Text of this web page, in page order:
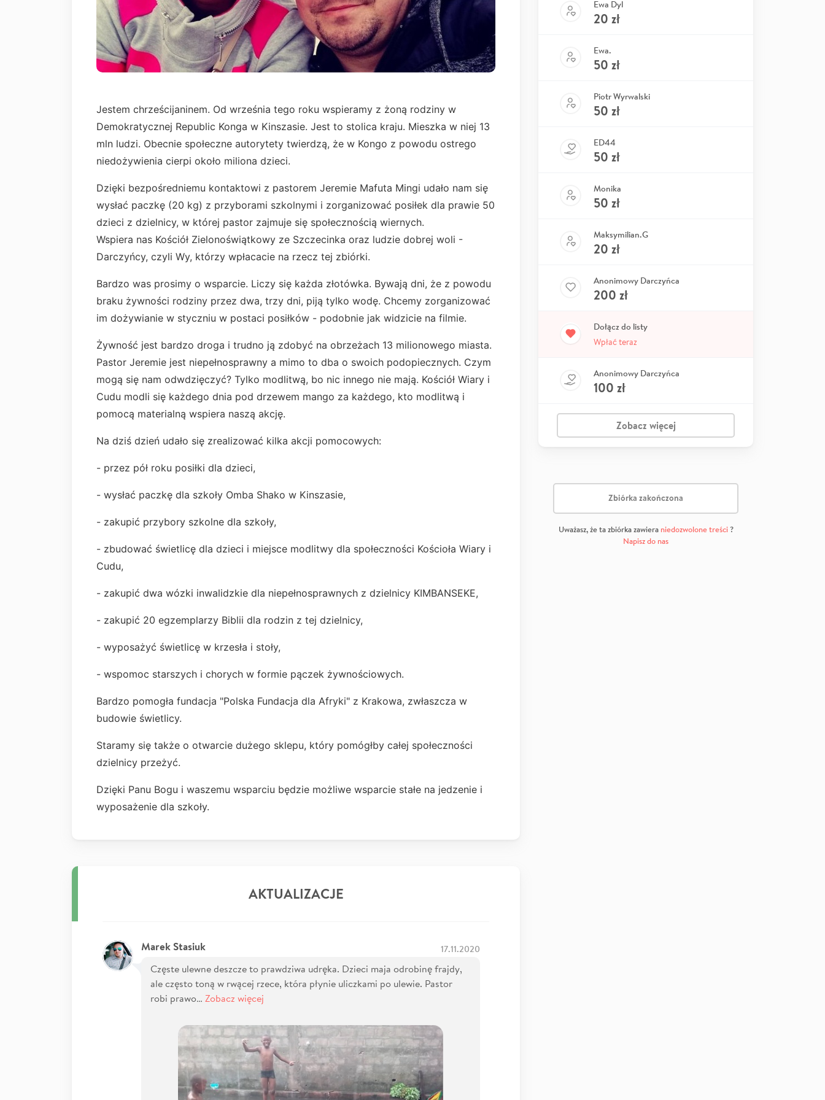
Jestem chrześcijaninem. Od września tego roku wspieramy z żoną rodziny w
Demokratycznej Republic Konga w Kinszasie. Jest to stolica kraju. Mieszka w niej 13
mln ludzi. Obecnie społeczne autorytety twierdzą, że w Kongo z powodu ostrego
niedożywienia cierpi około miliona dzieci.
Dzięki bezpośredniemu kontaktowi z pastorem Jeremie Mafuta Mingi udało nam się
wysłać paczkę (20 kg) z przyborami szkolnymi i zorganizować posiłek dla prawie 50
dzieci z dzielnicy, w której pastor zajmuje się społecznością wiernych.
Wspiera nas Kościół Zielonoświątkowy ze Szczecinka oraz ludzie dobrej woli -
Darczyńcy, czyli Wy, którzy wpłacacie na rzecz tej zbiórki.
Bardzo was prosimy o wsparcie. Liczy się każda złotówka. Bywają dni, że z powodu
braku żywności rodziny przez dwa, trzy dni, piją tylko wodę. Chcemy zorganizować
im dożywianie w styczniu w postaci posiłków - podobnie jak widzicie na filmie.
Żywność jest bardzo droga i trudno ją zdobyć na obrzeżach 13 milionowego miasta.
Pastor Jeremie jest niepełnosprawny a mimo to dba o swoich podopiecznych. Czym
mogą się nam odwdzięczyć? Tylko modlitwą, bo nic innego nie mają. Kościół Wiary i
Cudu modli się każdego dnia pod drzewem mango za każdego, kto modlitwą i
pomocą materialną wspiera naszą akcję.
Na dziś dzień udało się zrealizować kilka akcji pomocowych:
- przez pół roku posiłki dla dzieci,
- wysłać paczkę dla szkoły Omba Shako w Kinszasie,
- zakupić przybory szkolne dla szkoły,
- zbudować świetlicę dla dzieci i miejsce modlitwy dla społeczności Kościoła Wiary i
Cudu,
- zakupić dwa wózki inwalidzkie dla niepełnosprawnych z dzielnicy KIMBANSEKE,
- zakupić 20 egzemplarzy Biblii dla rodzin z tej dzielnicy,
- wyposażyć świetlicę w krzesła i stoły,
- wspomoc starszych i chorych w formie pączek żywnościowych.
Bardzo pomogła fundacja "Polska Fundacja dla Afryki" z Krakowa, zwłaszcza w
budowie świetlicy.
Staramy się także o otwarcie dużego sklepu, który pomógłby całej społeczności
dzielnicy przeżyć.
Dzięki Panu Bogu i waszemu wsparciu będzie możliwe wsparcie stałe na jedzenie i
wyposażenie dla szkoły.
AKTUALIZACJE
Marek Stasiuk 17.11.2020
Częste ulewne deszcze to prawdziwa udręka. Dzieci maja odrobinę frajdy,
ale często toną w rwącej rzece, która płynie uliczkami po ulewie. Pastor
robi prawo… Zobacz więcej
Ewa Dyl
20 zł
Ewa.
50 zł
Piotr Wyrwalski
50 zł
ED44
50 zł
Monika
50 zł
Maksymilian.G
20 zł
Anonimowy Darczyńca
200 zł
Dołącz do listy
Wpłać teraz
Anonimowy Darczyńca
100 zł
Zobacz więcej
Zbiórka zakończona
Uważasz, że ta zbiórka zawiera niedozwolone treści?
Napisz do nas